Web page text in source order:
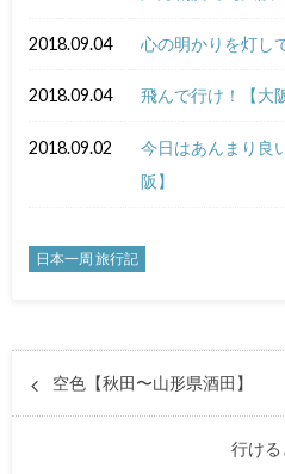
2018.09.04 心の明かりを灯し
2018.09.04 飛んで行け！【大
2018.09.02
今日はあんまり良
阪】
日本一周 旅行記
空色【秋田〜山形県酒田】
行ける